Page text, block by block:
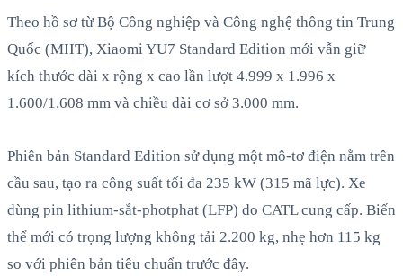
Theo hồ sơ từ Bộ Công nghiệp và Công nghệ thông tin Trung
Quốc (MIIT), Xiaomi YU7 Standard Edition mới vẫn giữ
kích thước dài x rộng x cao lần lượt 4.999 x 1.996 x
1.600/1.608 mm và chiều dài cơ sở 3.000 mm.
Phiên bản Standard Edition sử dụng một mô-tơ điện nằm trên
cầu sau, tạo ra công suất tối đa 235 kW (315 mã lực). Xe
dùng pin lithium-sắt-photphat (LFP) do CATL cung cấp. Biến
thể mới có trọng lượng không tải 2.200 kg, nhẹ hơn 115 kg
so với phiên bản tiêu chuẩn trước đây.